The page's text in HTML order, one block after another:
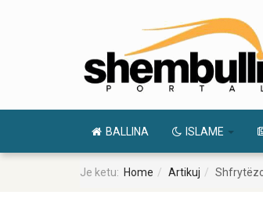
BALLINA ISLAME
Je ketu: Home Artikuj